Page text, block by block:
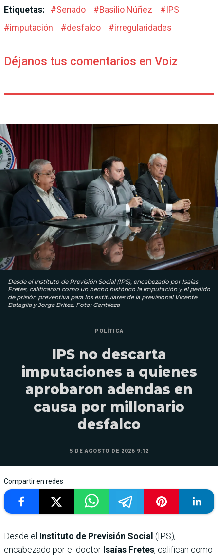
Etiquetas: #Senado #Basilio Núñez #IPS
#imputación #desfalco #irregularidades
Déjanos tus comentarios en Voiz
Desde el Instituto de Previsión Social (IPS), encabezado por Isaías
Fretes, calificaron como un hecho histórico la imputación y el pedido
de prisión preventiva para los extitulares de la previsional Vicente
Bataglia y Jorge Brítez. Foto: Gentileza
POLÍTICA
IPS no descarta
imputaciones a quienes
aprobaron adendas en
causa por millonario
desfalco
5 DE AGOSTO DE 2026 9:12
Compartir en redes
Desde el Instituto de Previsión Social (IPS),
encabezado por el doctor Isaías Fretes, califican como